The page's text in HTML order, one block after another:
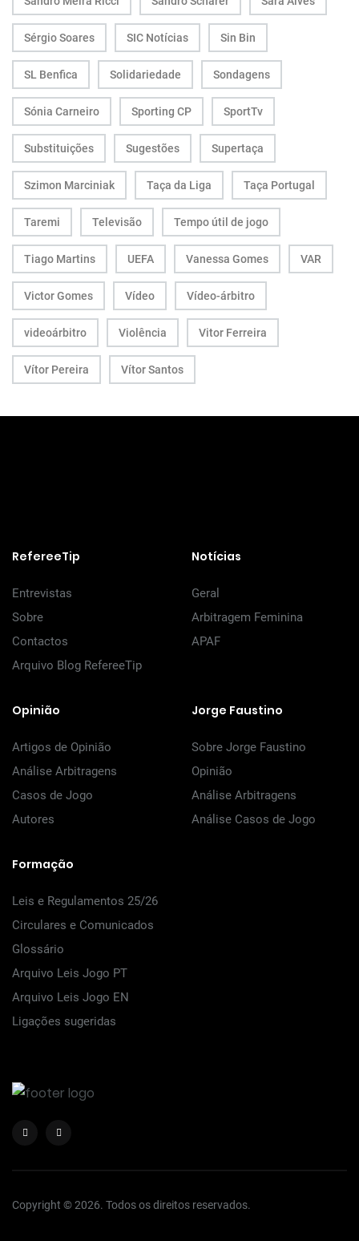
Sérgio Soares SIC Notícias Sin Bin
SL Benfica Solidariedade Sondagens
Sónia Carneiro Sporting CP SportTv
Substituições Sugestões Supertaça
Szimon Marciniak Taça da Liga Taça Portugal
Taremi Televisão Tempo útil de jogo
Tiago Martins UEFA Vanessa Gomes VAR
Victor Gomes Vídeo Vídeo-árbitro
videoárbitro Violência Vitor Ferreira
Vítor Pereira Vítor Santos
RefereeTip
Entrevistas
Sobre
Contactos
Arquivo Blog RefereeTip
Notícias
Geral
Arbitragem Feminina
APAF
Opinião
Artigos de Opinião
Análise Arbitragens
Casos de Jogo
Autores
Jorge Faustino
Sobre Jorge Faustino
Opinião
Análise Arbitragens
Análise Casos de Jogo
Formação
Leis e Regulamentos 25/26
Circulares e Comunicados
Glossário
Arquivo Leis Jogo PT
Arquivo Leis Jogo EN
Ligações sugeridas
Copyright © 2026. Todos os direitos reservados.